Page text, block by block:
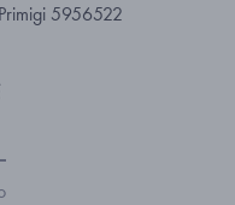
5956522